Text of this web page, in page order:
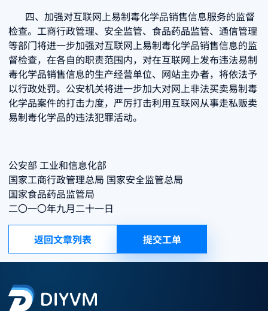
四、加强对互联网上易制毒化学品销售信息服务的监督
检查。工商行政管理、安全监管、食品药品监管、通信管理
等部门将进一步加强对互联网上易制毒化学品销售信息的监
督检查，在各自的职责范围内，对在互联网上发布违法易制
毒化学品销售信息的生产经营单位、网站主办者，将依法予
以行政处罚。公安机关将进一步加大对网上非法买卖易制毒
化学品案件的打击力度，严厉打击利用互联网从事走私贩卖
易制毒化学品的违法犯罪活动。
公安部 工业和信息化部
国家工商行政管理总局 国家安全监管总局
国家食品药品监管局
二〇一〇年九月二十一日
返回文章列表 提交工单